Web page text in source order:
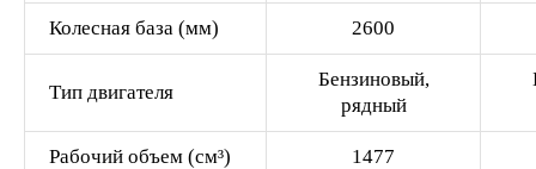
Колесная база (мм) 2600
Тип двигателя
Бензиновый,
рядный
Рабочий объем (см³) 1477